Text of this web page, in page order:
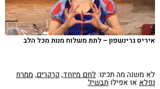
איריס גרינשפון – לתת משלוח מנות מכל הלב
לא משנה מה תכינו:לחם מיוחד,קרקרים,ממרח
נפלא או אפילותבשיל.